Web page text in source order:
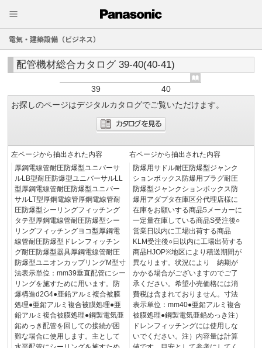
電気・建築設備（ビジネス）
配管機材総合カタログ 39-40(40-41)
39
40
お探しのページはデジタルカタログでご覧いただけます。
左ページから抽出された内容
厚鋼電線管耐圧防爆型ユニバーサ
ルLB型耐圧防爆型ユニバーサルLL
型厚鋼電線管耐圧防爆型ユニバー
サルLT型厚鋼電線管厚鋼電線管耐
圧防爆型シーリングフィッチング
タテ型厚鋼電線管耐圧防爆型シー
リングフィッチングヨコ型厚鋼電
線管耐圧防爆型ドレンフィッチン
グ耐圧防爆型器具厚鋼電線管耐圧
防爆型ユニオンカップリングM型寸
法表示単位：mm39垂直配管にシー
リングを施すために用います。防
爆構造d2G4●亜鉛アルミ複合被膜
処理●亜鉛アルミ複合被膜処理●亜
鉛アルミ複合被膜処理●鋼製電気亜
鉛めっき配管を回しての接続が困
難な場合に使用します。主として
右ページから抽出された内容
防爆用サドル耐圧防爆型ジャンク
ションボックス防爆用プラグ耐圧
防爆型ジャンクションボックス防
爆用アダプタ在庫区分代理店様に
在庫をお願いする商品5メーカーに
一定量在庫している商品S受注後○
営業日以内に工場出荷する商品
KLM受注後○日以内に工場出荷する
商品HJOP※地区により積送期間が
異なります。状況により 納期が
かかる場合がございますのでご了
承ください。希望小売価格には消
費税は含まれておりません。寸法
表示単位：mm40●亜鉛アルミ複合
被膜処理●鋼製電気亜鉛めっき注）
ドレンフィッチングには使用しな
いでください。注）内容量は計算